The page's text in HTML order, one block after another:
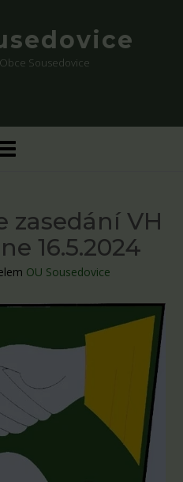
Sousedovice
zasedání VH
16.5.2024
OU Sousedovice